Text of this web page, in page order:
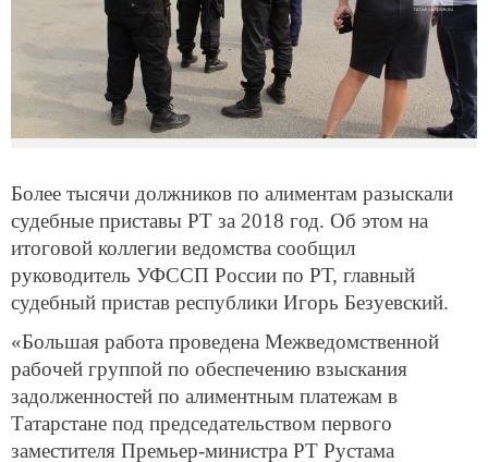
Более тысячи должников по алиментам разыскали
судебные приставы РТ за 2018 год. Об этом на
итоговой коллегии ведомства сообщил
руководитель УФССП России по РТ, главный
судебный пристав республики Игорь Безуевский.
«Большая работа проведена Межведомственной
рабочей группой по обеспечению взыскания
задолженностей по алиментным платежам в
Татарстане под председательством первого
заместителя Премьер-министра РТ Рустама